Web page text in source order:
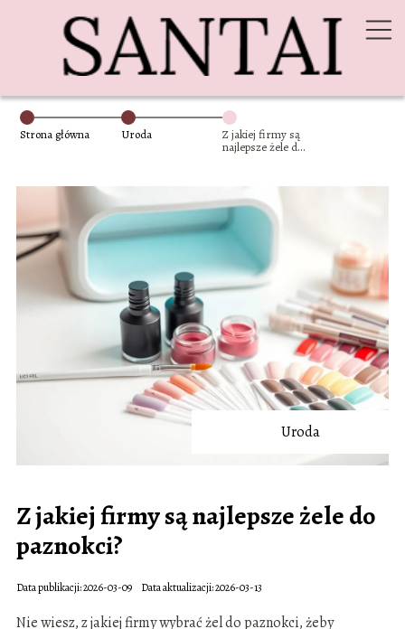
Strona główna Uroda
Z jakiej firmy są
najlepsze żele do
Uroda
Z jakiej firmy są najlepsze żele do
paznokci?
Data publikacji: 2026-03-09 Data aktualizacji: 2026-03-13
Nie wiesz, z jakiej firmy wybrać żel do paznokci, żeby